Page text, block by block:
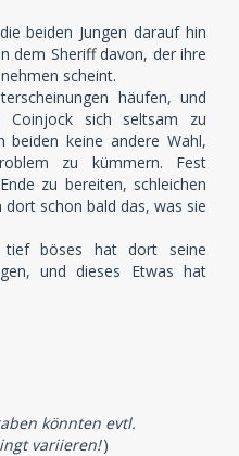
beiden Jungen darauf hin
dem Sheriff davon, der ihre
scheint.
häufen, und
Coinjock sich seltsam zu
beiden keine andere Wahl,
zu kümmern. Fest
zu bereiten, schleichen
schon bald das, was sie
tief böses hat dort seine
und dieses Etwas hat
könnten evtl.
variieren!)